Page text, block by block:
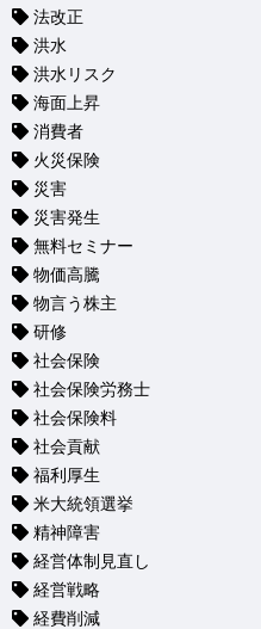
法改正
洪水
洪水リスク
海面上昇
消費者
火災保険
災害
災害発生
無料セミナー
物価高騰
物言う株主
研修
社会保険
社会保険労務士
社会保険料
社会貢献
福利厚生
米大統領選挙
精神障害
経営体制見直し
経営戦略
経費削減